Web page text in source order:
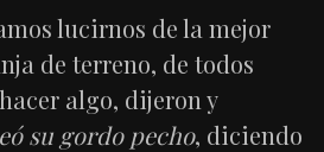
lucirnos de la mejor
de terreno, de todos
algo, dijeron y
su gordo pecho, diciendo